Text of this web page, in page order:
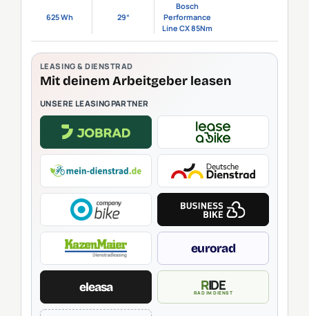
625 Wh 29“
Bosch
Performance
Line CX 85Nm
LEASING & DIENSTRAD
Mit deinem Arbeitgeber leasen
UNSERE LEASINGPARTNER
eurorad
eleasa RIDE
RAD IM DIENST